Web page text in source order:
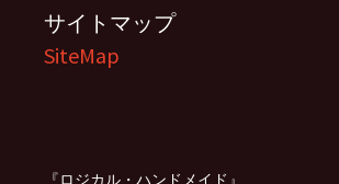
サイトマップ
SiteMap
『ロジカル・ハンドメイド』